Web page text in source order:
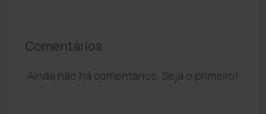
Comentários
Ainda não há comentários. Seja o primeiro!